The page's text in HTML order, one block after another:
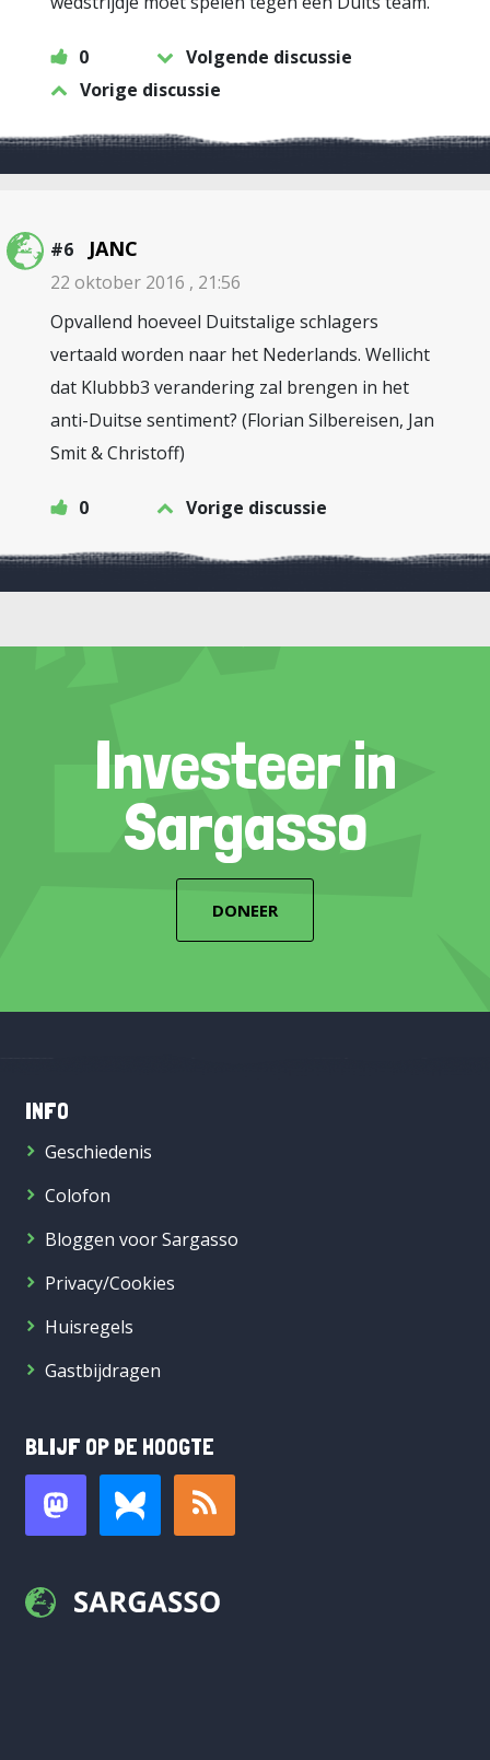
0
Volgende discussie
Vorige discussie
#6 JANC
22 oktober 2016 , 21:56
Opvallend hoeveel Duitstalige schlagers
vertaald worden naar het Nederlands. Wellicht
dat Klubbb3 verandering zal brengen in het
anti-Duitse sentiment? (Florian Silbereisen, Jan
Smit & Christoff)
0 Vorige discussie
Investeer in
Sargasso
DONEER
INFO
Geschiedenis
Colofon
Bloggen voor Sargasso
Privacy/Cookies
Huisregels
Gastbijdragen
BLIJF OP DE HOOGTE